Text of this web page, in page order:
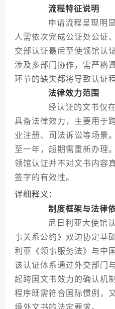
流程特征说明
申请流程呈现明显
人需依次完成公证处公证
交部认证最后至使领馆认
涉及多部门协作，需严格
环节的缺失都将导致认证
法律效力范围
经认证的文书仅在
具备法律效力，主要用于
业注册、司法诉讼等场景
至一年，超期需重新办理
领馆认证并不对文书内容
签字的有效性。
详细释义：
制度框架与法律
尼日利亚大使馆认
事关系公约》双边协定基
利亚《领事服务法》与中
该认证体系通过外交部门
起跨国文书效力的确认机
程序既需符合国际惯例，
境外文书的法定要求。